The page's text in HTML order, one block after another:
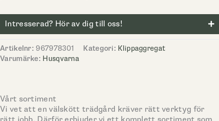
Intresserad? Hör av dig till oss!
Artikelnr:967978301 Kategori: Klippaggregat
Varumärke: Husqvarna
Vårt sortiment
Vi vet att en välskött trädgård kräver rätt verktyg för